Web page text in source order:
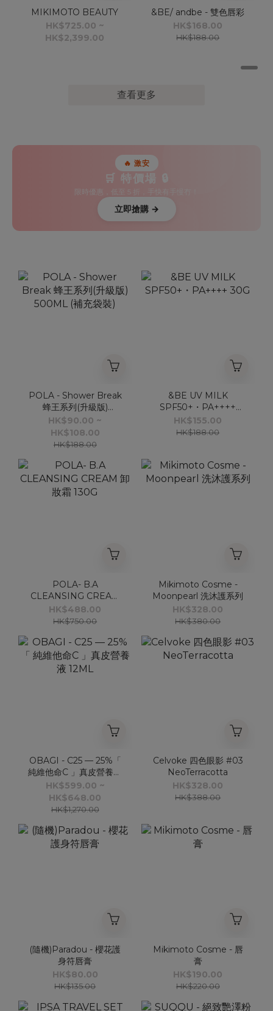
MIKIMOTO BEAUTY
HK$725.00 ~
HK$2,399.00
&BE/ andbe - 雙色唇彩
HK$168.00
HK$188.00
查看更多
🔥 激安
🛒 特價場 🔒
限時優惠，低至 5 折，手快有手慢冇！
立即搶購 →
POLA - Shower Break
蜂王系列(升級版)
500ML (補充袋裝)
HK$90.00 ~
HK$108.00
HK$188.00
&BE UV MILK
SPF50+・PA++++
30G
HK$155.00
HK$188.00
POLA- B.A
CLEANSING CREAM
卸妝霜 130G
HK$488.00
HK$750.00
Mikimoto Cosme -
Moonpearl 洗沐護系列
HK$328.00
HK$380.00
OBAGI - C25 — 25%「
純維他命C 」真皮營養液
12ML
HK$599.00 ~
HK$648.00
HK$1,270.00
Celvoke 四色眼影 #03
NeoTerracotta
HK$328.00
HK$388.00
(隨機)Paradou - 櫻花護
身符唇膏
HK$80.00
HK$135.00
Mikimoto Cosme - 唇
膏
HK$190.00
HK$220.00